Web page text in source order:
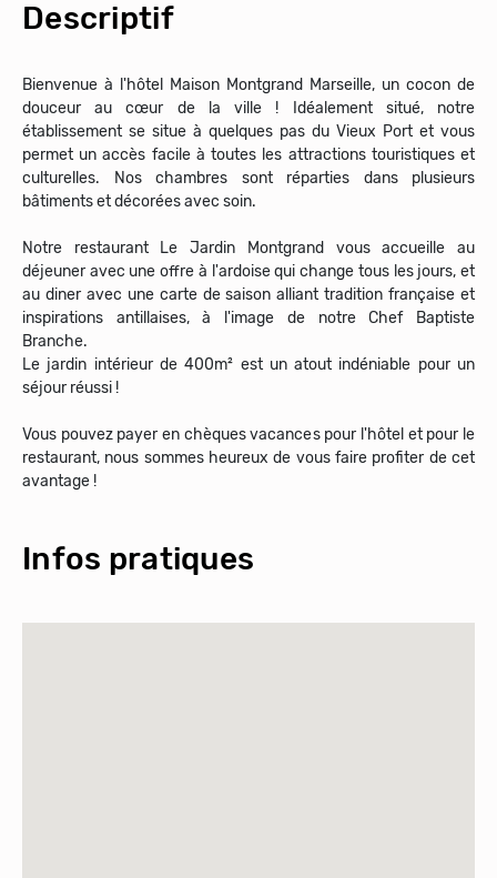
Descriptif
Bienvenue à l'hôtel Maison Montgrand Marseille, un cocon de
douceur au cœur de la ville ! Idéalement situé, notre
établissement se situe à quelques pas du Vieux Port et vous
permet un accès facile à toutes les attractions touristiques et
culturelles. Nos chambres sont réparties dans plusieurs
bâtiments et décorées avec soin.
Notre restaurant Le Jardin Montgrand vous accueille au
déjeuner avec une offre à l'ardoise qui change tous les jours, et
au diner avec une carte de saison alliant tradition française et
inspirations antillaises, à l'image de notre Chef Baptiste
Branche.
Le jardin intérieur de 400m² est un atout indéniable pour un
séjour réussi !
Vous pouvez payer en chèques vacances pour l'hôtel et pour le
restaurant, nous sommes heureux de vous faire profiter de cet
avantage !
Infos pratiques